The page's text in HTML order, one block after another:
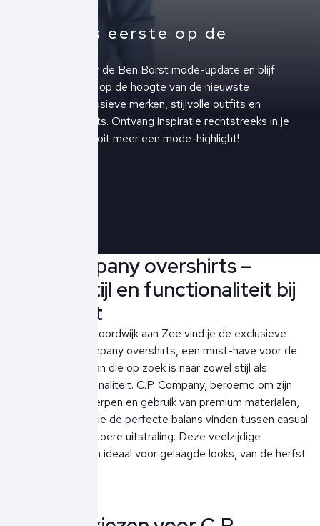
Altijd als eerste op de
Schrijf je in voor de Ben Borst mode-update en blijf
altijd als eerste op de hoogte van de nieuwste
collecties, exclusieve merken, stijlvolle outfits en
upcoming events. Ontvang inspiratie rechtstreeks in je
inbox en mis nooit meer een mode-highlight!
C.P. Company overshirts –
Urbane stijl en functionaliteit bij
Ben Borst
Bij Ben Borst in Noordwijk aan Zee vind je de exclusieve
collectie C.P. Company overshirts, een must-have voor de
modebewuste man die op zoek is naar zowel stijl als
praktische functionaliteit. C.P. Company, beroemd om zijn
innovatieve ontwerpen en gebruik van premium materialen,
biedt overshirts die de perfecte balans vinden tussen casual
comfort en een stoere uitstraling. Deze veelzijdige
kledingstukken zijn ideaal voor gelaagde looks, van de herfst